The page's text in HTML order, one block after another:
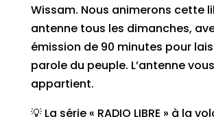
Wissam. Nous animerons cette
antenne tous les dimanches,
émission de 90 minutes pour
parole du peuple. L’antenne vous
appartient.
💡 La série « RADIO LIBRE » à la